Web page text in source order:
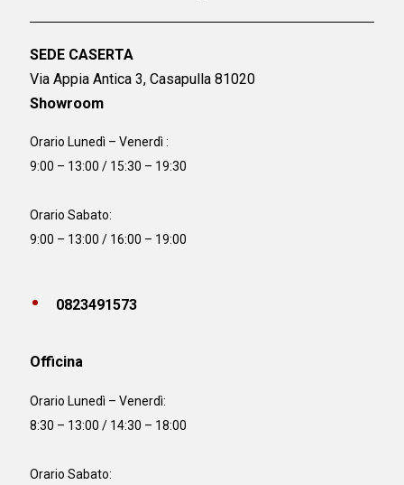
SEDE CASERTA
Via Appia Antica 3, Casapulla 81020
Showroom
Orario Lunedì – Venerdì :
9:00 – 13:00 / 15:30 – 19:30
Orario Sabato:
9:00 – 13:00 / 16:00 – 19:00
0823491573
Officina
Orario Lunedì – Venerdì:
8:30 – 13:00 / 14:30 – 18:00
Orario Sabato: